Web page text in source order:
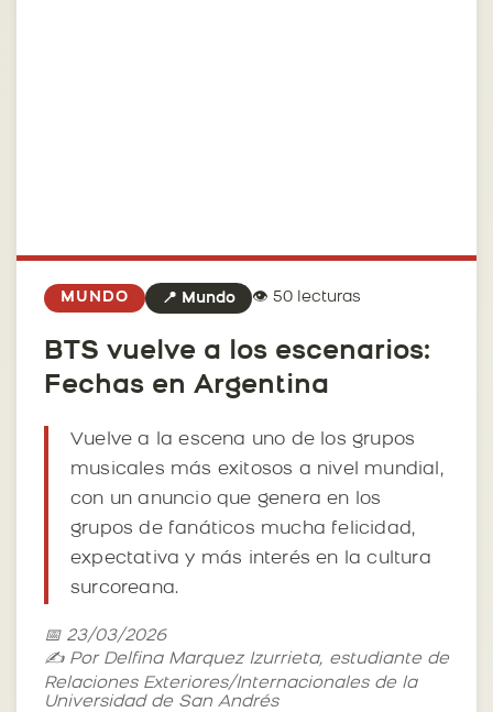
MUNDO 📍 Mundo 👁️ 50 lecturas
BTS vuelve a los escenarios:
Fechas en Argentina
Vuelve a la escena uno de los grupos
musicales más exitosos a nivel mundial,
con un anuncio que genera en los
grupos de fanáticos mucha felicidad,
expectativa y más interés en la cultura
surcoreana.
📅 23/03/2026
✍️ Por Delfina Marquez Izurrieta, estudiante de
Relaciones Exteriores/Internacionales de la
Universidad de San Andrés